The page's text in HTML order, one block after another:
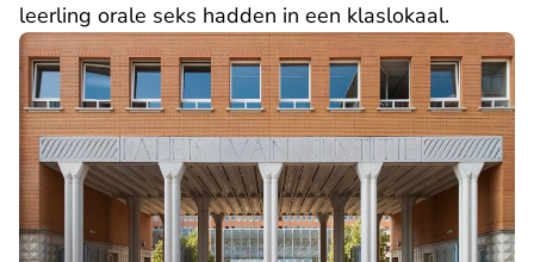
leerling orale seks hadden in een klaslokaal.